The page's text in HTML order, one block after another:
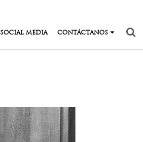
SOCIAL MEDIA CONTÁCTANOS